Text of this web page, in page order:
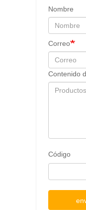
Nombre
Correo
Contenido
Código